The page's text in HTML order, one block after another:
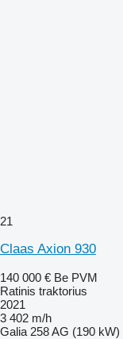
21
Claas Axion 930
140 000 € Be PVM
Ratinis traktorius
2021
3 402 m/h
Galia 258 AG (190 kW)